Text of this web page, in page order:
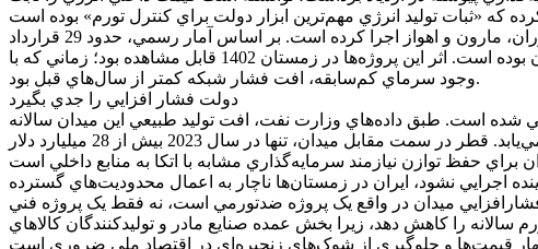
در ايران نيز شرکت ملي نفت طي سه سال گذشته برنامه‌اي با تمرکز بر نگهداشت توليد در ميادين بزرگ مانند پارس جنوبي، يادآوران، مارون و اهواز اجرا کرده است. بر اساس آمار رسمي، حدود 29 قرارداد
نگهداشت توليد به ارزش بيش از 6 ميليارد دلار با پيمانکاران داخلي منعقد شده که نتيجه آن افزايش يا تثبيت توليد در بيش از 20 ميدان بوده است. اثر اين پروژه‌ها در زمستان 1402 قابل مشاهده بود؛ زماني که با
وجود سرماي کم‌سابقه، افت فشار شبکه کمتر از سال‌هاي قبل بود.
دولت فشار افزايي را جدي بگيرد
و اکنون وارد دوره افت طبيعي شده است. طبق داده‌هاي وزارت نفت، افت توليد طبيعي اين ميدان سالانه
حدود 10 تا 12 ميليون مترمکعب در روز است؛ رقمي که اگر با سرمايه‌گذاري جبران نشود، ظرفيت کشور به‌طور جدي کاهش مي‌يابد. قطر در سمت مقابل ميدان، تنها در سال 2023 بيش از 28 ميليارد دلار
اجرايي نشود، ايران در زمستان‌ها ناچار به اعمال محدوديت‌هاي گسترده
نشان مي‌دهد که افزايش 20 ميليون مترمکعبي توليد گاز مي‌تواند تا 0.7 واحد درصد تورم سالانه را کاهش دهد، زيرا بخش عمده صنايع مادر و توليدکنندگان کالاهاي